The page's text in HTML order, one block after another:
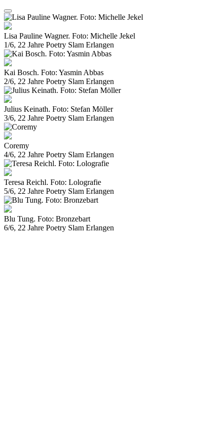
Lisa Pauline Wagner. Foto: Michelle Jekel
1/6, 22 Jahre Poetry Slam Erlangen
Kai Bosch. Foto: Yasmin Abbas
2/6, 22 Jahre Poetry Slam Erlangen
Julius Keinath. Foto: Stefan Möller
3/6, 22 Jahre Poetry Slam Erlangen
Coremy
4/6, 22 Jahre Poetry Slam Erlangen
Teresa Reichl. Foto: Lolografie
5/6, 22 Jahre Poetry Slam Erlangen
Blu Tung. Foto: Bronzebart
6/6, 22 Jahre Poetry Slam Erlangen